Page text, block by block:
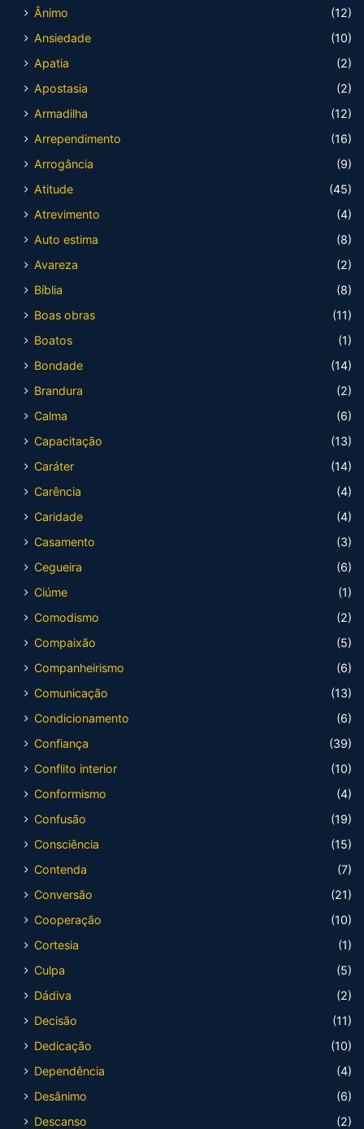
Ânimo
(12)
Ansiedade
(10)
Apatia
(2)
Apostasia
(2)
Armadilha
(12)
Arrependimento
(16)
Arrogância
(9)
Atitude
(45)
Atrevimento
(4)
Auto estima
(8)
Avareza
(2)
Bíblia
(8)
Boas obras
(11)
Boatos
(1)
Bondade
(14)
Brandura
(2)
Calma
(6)
Capacitação
(13)
Caráter
(14)
Carência
(4)
Caridade
(4)
Casamento
(3)
Cegueira
(6)
Ciúme
(1)
Comodismo
(2)
Compaixão
(5)
Companheirismo
(6)
Comunicação
(13)
Condicionamento
(6)
Confiança
(39)
Conflito interior
(10)
Conformismo
(4)
Confusão
(19)
Consciência
(15)
Contenda
(7)
Conversão
(21)
Cooperação
(10)
Cortesia
(1)
Culpa
(5)
Dádiva
(2)
Decisão
(11)
Dedicação
(10)
Dependência
(4)
Desânimo
(6)
Descanso
(2)